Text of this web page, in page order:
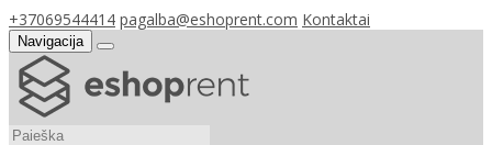
+37069544414 pagalba@eshoprent.com Kontaktai
Navigacija